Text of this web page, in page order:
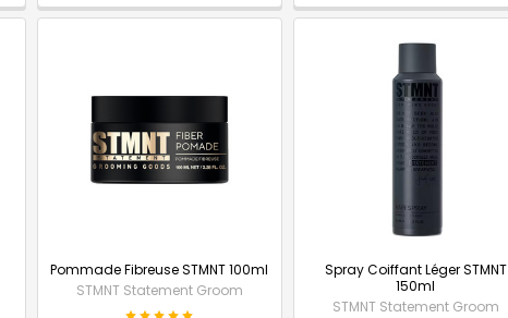
Pommade Fibreuse STMNT 100ml
STMNT Statement Groom
Spray Coiffant Léger STMNT
150ml
STMNT Statement Groom